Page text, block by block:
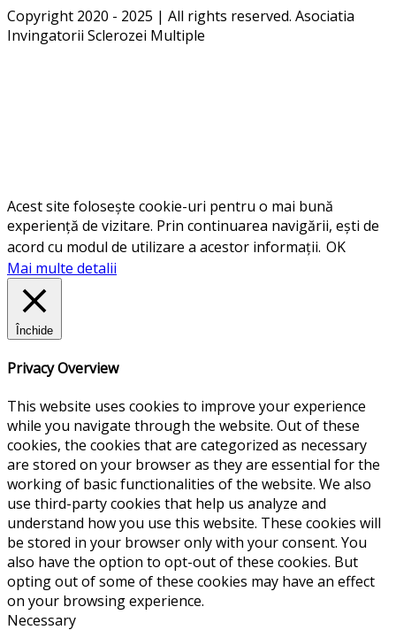
Copyright 2020 - 2025 | All rights reserved. Asociatia
Invingatorii Sclerozei Multiple
Acest site folosește cookie-uri pentru o mai bună
experiență de vizitare. Prin continuarea navigării, ești de
acord cu modul de utilizare a acestor informații. OK
Mai multe detalii
Închide
Privacy Overview
This website uses cookies to improve your experience
while you navigate through the website. Out of these
cookies, the cookies that are categorized as necessary
are stored on your browser as they are essential for the
working of basic functionalities of the website. We also
use third-party cookies that help us analyze and
understand how you use this website. These cookies will
be stored in your browser only with your consent. You
also have the option to opt-out of these cookies. But
opting out of some of these cookies may have an effect
on your browsing experience.
Necessary